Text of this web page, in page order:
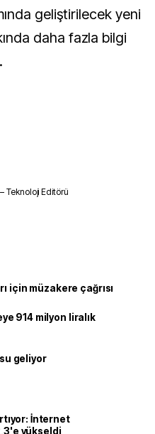
geliştirilecek yeni
daha fazla bilgi
Teknoloji Editörü
için müzakere çağrısı
914 milyon liralık
geliyor
İnternet
yükseldi